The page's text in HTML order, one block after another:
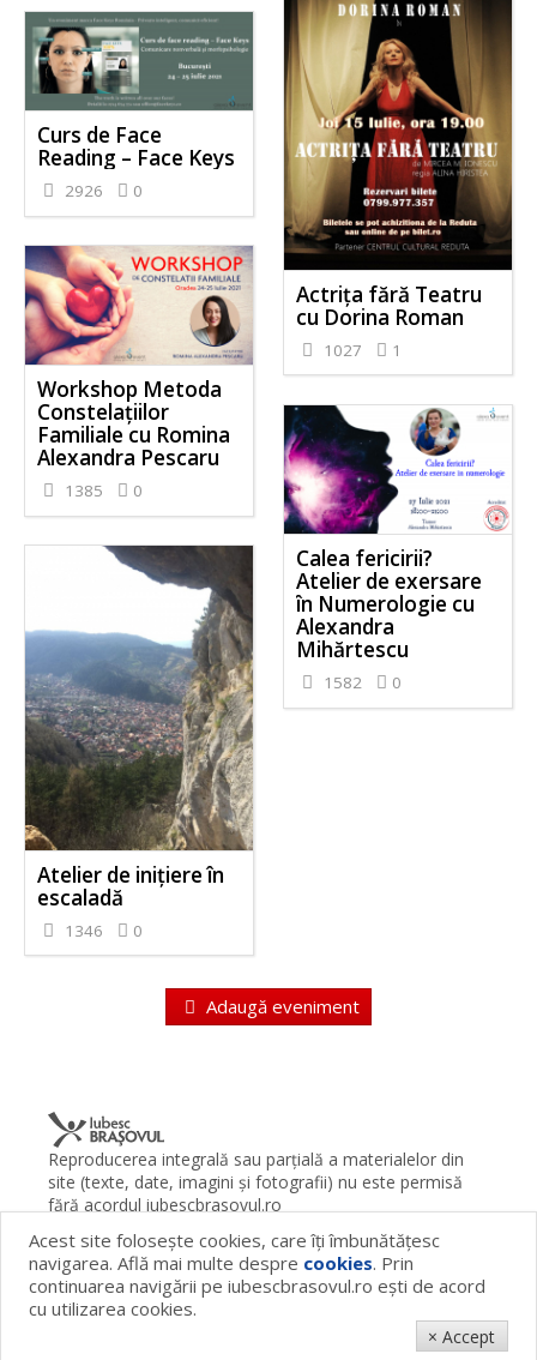
Actrița fără Teatru
cu Dorina Roman
1027 1
Curs de Face
Reading – Face Keys
2926 0
Workshop Metoda
Constelațiilor
Familiale cu Romina
Alexandra Pescaru
1385 0
Calea fericirii?
Atelier de exersare
în Numerologie cu
Alexandra
Mihărtescu
1582 0
Atelier de inițiere în
escaladă
1346 0
Adaugă eveniment
Reproducerea integrală sau parţială a materialelor din
site (texte, date, imagini şi fotografii) nu este permisă
fără acordul iubescbrasovul.ro
Termeni şi condiţii
Contact Despre proiect
FAQ
Cookies
Publicitate
© 2026 iubescbrasovul.ro
Acest site foloseşte cookies, care îţi îmbunătăţesc
navigarea. Află mai multe despre cookies. Prin
continuarea navigării pe iubescbrasovul.ro eşti de acord
cu utilizarea cookies.
× Accept